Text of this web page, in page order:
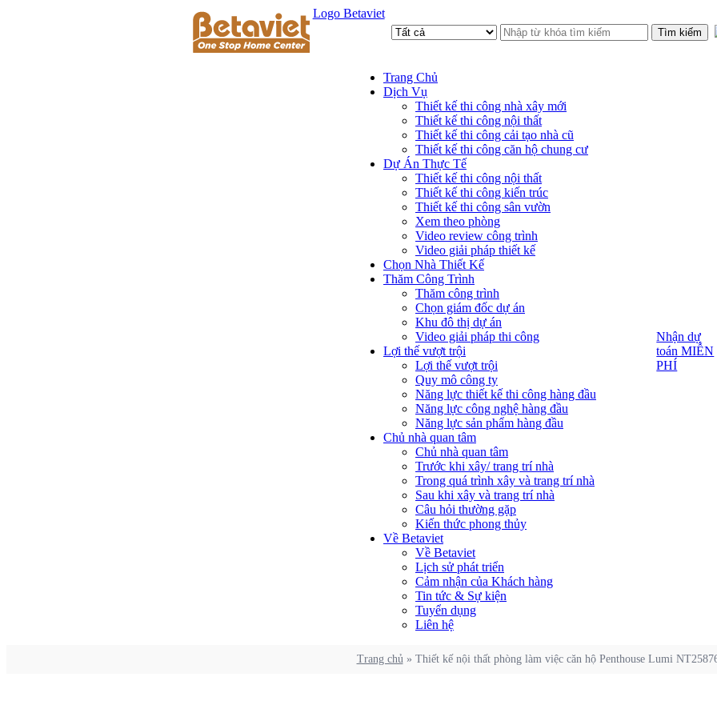
Logo Betaviet
Trang Chủ
Dịch Vụ
Thiết kế thi công nhà xây mới
Thiết kế thi công nội thất
Thiết kế thi công cải tạo nhà cũ
Thiết kế thi công căn hộ chung cư
Dự Án Thực Tế
Thiết kế thi công nội thất
Thiết kế thi công kiến trúc
Thiết kế thi công sân vườn
Xem theo phòng
Video review công trình
Video giải pháp thiết kế
Chọn Nhà Thiết Kế
Thăm Công Trình
Thăm công trình
Chọn giám đốc dự án
Khu đô thị dự án
Video giải pháp thi công
Lợi thế vượt trội
Lợi thế vượt trội
Quy mô công ty
Năng lực thiết kế thi công hàng đầu
Năng lực công nghệ hàng đầu
Năng lực sản phẩm hàng đầu
Chủ nhà quan tâm
Chủ nhà quan tâm
Trước khi xây/ trang trí nhà
Trong quá trình xây và trang trí nhà
Sau khi xây và trang trí nhà
Câu hỏi thường gặp
Kiến thức phong thủy
Về Betaviet
Về Betaviet
Lịch sử phát triển
Cảm nhận của Khách hàng
Tin tức & Sự kiện
Tuyển dụng
Liên hệ
Nhận dự
toán MIỄN
PHÍ
Trang chủ» Thiết kế nội thất phòng làm việc căn hộ Penthouse Lumi